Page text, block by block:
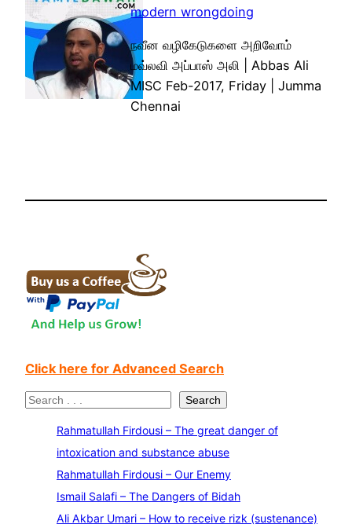
modern wrongdoing
நவீன வழிகேடுகளை அறிவோம்
மவ்லவி அப்பாஸ் அலி | Abbas Ali
MISC Feb-2017, Friday | Jumma
Chennai
Click here for Advanced Search
S
Search
Rahmatullah Firdousi – The great danger of
intoxication and substance abuse
Rahmatullah Firdousi – Our Enemy
Ismail Salafi – The Dangers of Bidah
Ali Akbar Umari – How to receive rizk (sustenance)